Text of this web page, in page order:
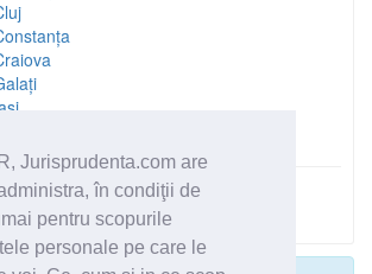
Jurisprudenta.com are
în condiţii de
pentru scopurile
personale pe care le